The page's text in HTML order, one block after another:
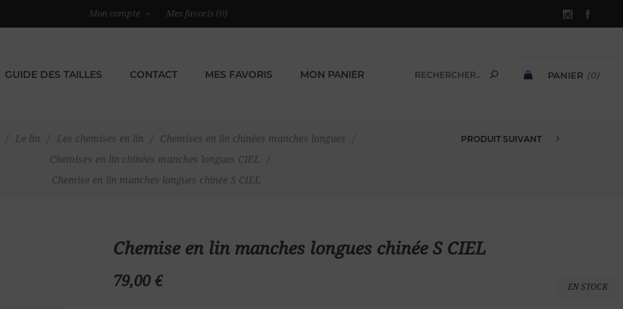
Mon compte Mes favoris (0)
PANIER (0)
GUIDE DES TAILLES CONTACT MES FAVORIS MON PANIER
/ Le lin / Les chemises en lin / Chemises en lin chinées manches longues
/
Chemises en lin chinées manches longues CIEL
/
Chemise en lin manches longues chinée S CIEL
PRODUIT SUIVANT
Chemise en lin manches longues chinée S CIEL
79,00 € EN STOCK